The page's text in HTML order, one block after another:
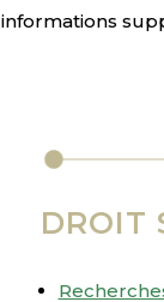
DROIT